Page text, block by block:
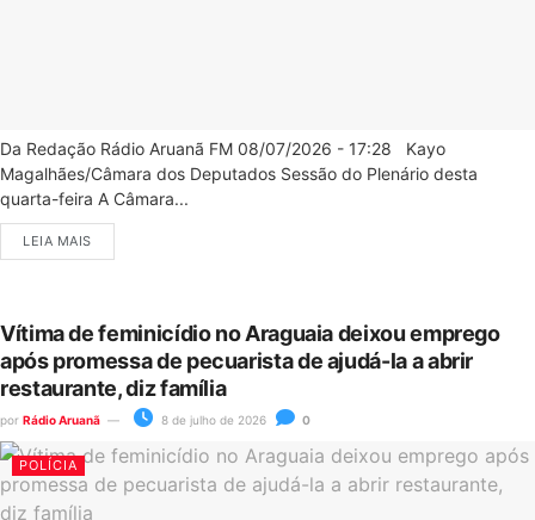
Da Redação Rádio Aruanã FM 08/07/2026 - 17:28 Kayo
Magalhães/Câmara dos Deputados Sessão do Plenário desta
quarta-feira A Câmara...
LEIA MAIS
Vítima de feminicídio no Araguaia deixou emprego
após promessa de pecuarista de ajudá-la a abrir
restaurante, diz família
por Rádio Aruanã 8 de julho de 2026 0
POLÍCIA